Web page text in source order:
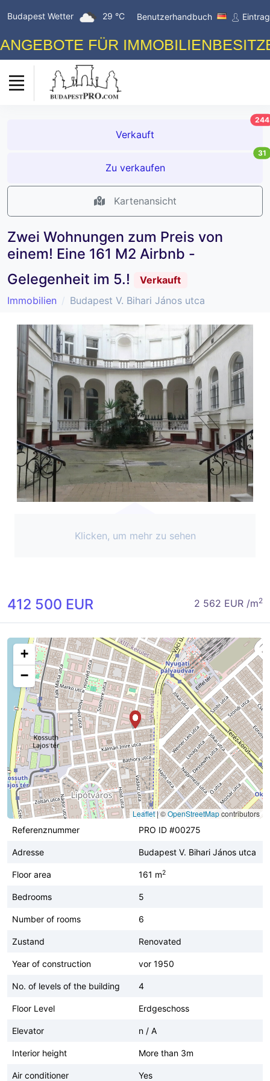
Budapest Wetter 29 °C Benutzerhandbuch
FÜR
Verkauft
244
Zu verkaufen
31
Kartenansicht
Zwei Wohnungen zum Preis von
einem! Eine 161 M2 Airbnb -
Gelegenheit im 5.!
Verkauft
Immobilien
Budapest V. Bihari János utca
Klicken, um mehr zu sehen
412 500 EUR 2 562 EUR /m2
+
−
Leaflet|©OpenStreetMapcontributors
Referenznummer
PRO ID #00275
Adresse Budapest V. Bihari János utca
Floor area 161 m2
Bedrooms 5
Number of rooms 6
Zustand Renovated
Year of construction vor 1950
No. of levels of the building 4
Floor Level Erdgeschoss
Elevator n / A
Interior height More than 3m
Air conditioner Yes